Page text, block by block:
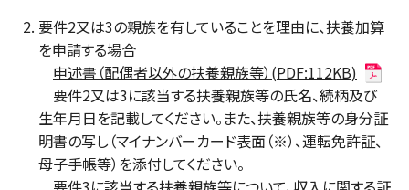
要件2又は3の親族を有していることを理由に、扶養加算
を申請する場合
申述書（配偶者以外の扶養親族等）(PDF:112KB)
要件2又は3に該当する扶養親族等の氏名、続柄及び
生年月日を記載してください。また、扶養親族等の身分証
明書の写し（マイナンバーカード表面（※）、運転免許証、
母子手帳等）を添付してください。